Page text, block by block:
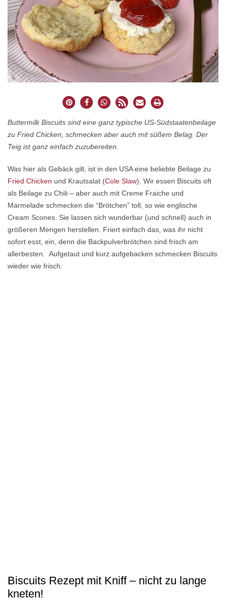
Buttermilk Biscuits sind eine ganz typische US-Südstaatenbeilage
zu Fried Chicken, schmecken aber auch mit süßem Belag. Der
Teig ist ganz einfach zuzubereiten.
Was hier als Gebäck gilt, ist in den USA eine beliebte Beilage zu
Fried Chicken und Krautsalat (Cole Slaw). Wir essen Biscuits oft
als Beilage zu Chili – aber auch mit Creme Fraiche und
Marmelade schmecken die “Brötchen” toll, so wie englische
Cream Scones. Sie lassen sich wunderbar (und schnell) auch in
größeren Mengen herstellen. Friert einfach das, was ihr nicht
sofort esst, ein, denn die Backpulverbrötchen sind frisch am
allerbesten. Aufgetaut und kurz aufgebacken schmecken Biscuits
wieder wie frisch.
Biscuits Rezept mit Kniff – nicht zu lange
kneten!